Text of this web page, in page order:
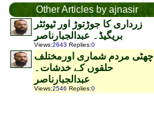
Other Articles by ajnasir
زرداری کا جوڑتوڑ اور ٹیوئٹر
بریگیڈ۔ عبدالجبارناصر
Views:2643 Replies:0
چھٹی مردم شماری اورمختلف
حلقوں کے خدشات۔
عبدالجبارناصر
Views:2546 Replies:0